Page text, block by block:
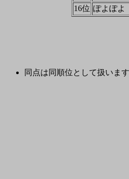
16位 ぽよぽよ
同点は同順位として扱いま